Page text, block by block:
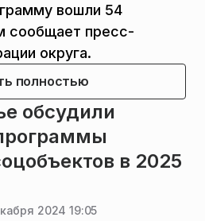
вошли 54
сообщает пресс-
округа.
полностью
обсудили
в 2025
2024 19:05